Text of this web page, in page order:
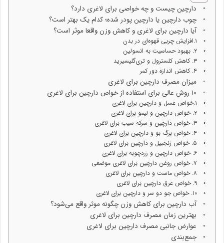
دارچین چیست و چه خواصی برای لاغری دارد؟
چوب دارچین یا دارچین پودر شده؛ کدام یک بهتر است؟
آیا دارچین برای لاغری و کاهش وزن واقعا موثر است؟
۱.افزایش چربی قهوه‌ای در بدن
۲. بهبود حساسیت به انسولین
۳. کاهش کلسترول و تری‌گلیسیرید
۴. کاهش اندازه دور کمر
میزان مصرف دارچین برای لاغری
۱۰ روش عالی برای استفاده از خواص دارچین برای لاغری
۱.خواص عسل و دارچین برای لاغری
۲. خواص دارچین و لیمو برای لاغری
۳. خواص دارچین و سرکه سیب برای لاغری
۴. خواص برگ بو و دارچین برای لاغری
۵. خواص زنجبیل و دارچین برای لاغری
۶. خواص دارچین و زردچوبه برای لاغری
۷. خواص روغن دارچین برای لاغری موضعی
۸. خواص ماست و دارچین برای لاغری
۹. خواص عرق دارچین برای لاغری
۱۰. خواص جو دو سر و دارچین برای لاغری
آب دارچین برای کاهش وزن چگونه موثر واقع می‌شود؟
بهترین زمان مصرف دارچین برای لاغری
عوارض جانبی مصرف دارچین برای لاغری
جمع‌بندی